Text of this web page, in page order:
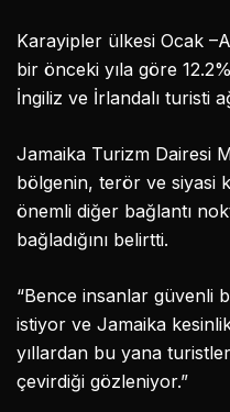
Karayipler ülkesi Ocak
bir önceki yıla göre
İngiliz ve İrlandalı turisti
Jamaika Turizm Dairesi
bölgenin, terör ve siyasi
önemli diğer bağlantı
bağladığını belirtti.
“Bence insanlar güvenli
istiyor ve Jamaika
yıllardan bu yana
çevirdiği gözleniyor.”